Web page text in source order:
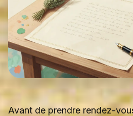
Avant de prendre rendez-